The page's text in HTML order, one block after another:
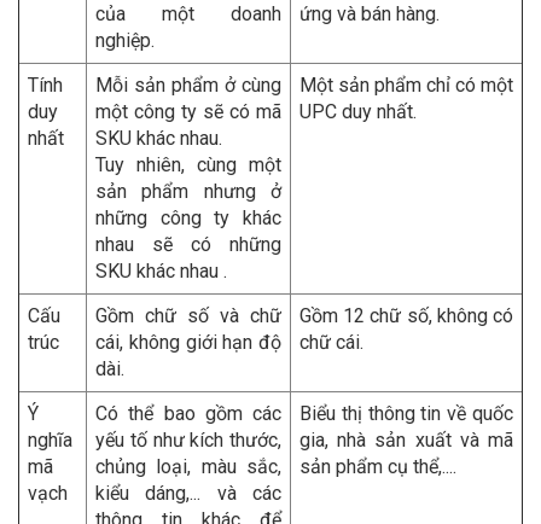
của một doanh
nghiệp.
ứng và bán hàng.
Tính
duy
nhất
Mỗi sản phẩm ở cùng
một công ty sẽ có mã
SKU khác nhau.
Tuy nhiên, cùng một
sản phẩm nhưng ở
những công ty khác
nhau sẽ có những
SKU khác nhau .
Một sản phẩm chỉ có một
UPC duy nhất.
Cấu
trúc
Gồm chữ số và chữ
cái, không giới hạn độ
dài.
Gồm 12 chữ số, không có
chữ cái.
Ý
nghĩa
mã
vạch
Có thể bao gồm các
yếu tố như kích thước,
chủng loại, màu sắc,
kiểu dáng,... và các
Biểu thị thông tin về quốc
gia, nhà sản xuất và mã
sản phẩm cụ thể,....